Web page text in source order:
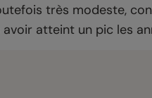
très modeste,
atteint un pic les